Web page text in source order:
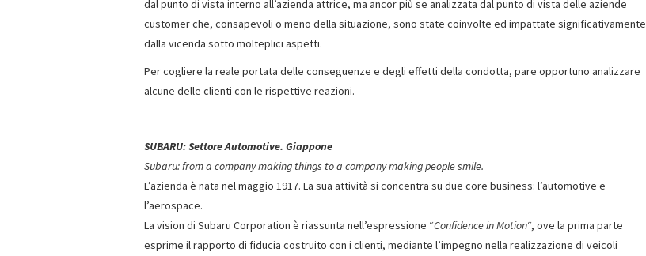
dal punto di vista interno all’azienda attrice, ma ancor più se analizzata dal punto di vista delle aziende
customer che, consapevoli o meno della situazione, sono state coinvolte ed impattate significativamente
dalla vicenda sotto molteplici aspetti.
Per cogliere la reale portata delle conseguenze e degli effetti della condotta, pare opportuno analizzare
alcune delle clienti con le rispettive reazioni.
SUBARU: Settore Automotive. Giappone
Subaru: from a company making things to a company making people smile.
L’azienda è nata nel maggio 1917. La sua attività si concentra su due core business: l’automotive e
l’aerospace.
La vision di Subaru Corporation è riassunta nell’espressione “Confidence in Motion“, ove la prima parte
esprime il rapporto di fiducia costruito con i clienti, mediante l’impegno nella realizzazione di veicoli